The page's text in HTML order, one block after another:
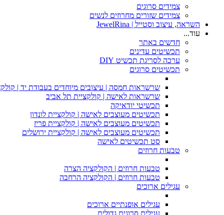
צמידים סרוגים
צמידים שזורים מחרוזים לנשים
השראה, עיצוב וסטייל | JewelRina
עוד...
חדשים באתר
תכשיטים עדינים
ערכה לסריגת תכשיט DIY
תכשיטים סרוגים
שרשראות חמסה | עיצובים מיוחדים בעבודת יד |
שרשראות לאישה | קולקציית תל אביב
תכשיטי יודאיקה
תכשיטים מעוצבים לאישה | קולקציית לונדון
תכשיטים מעוצבים לאישה | קולקציית פריז
תכשיטים מעוצבים לאישה | קולקציית ירושלים
סט תכשיטים לאישה
טבעות חרוזים
טבעות חרוזים | הקולקציה הצרה
טבעות חרוזים | הקולקציה הרחבה
עגילים ארוכים
עגילים אופנתיים ארוכים
עגילים סרוגים גדולים